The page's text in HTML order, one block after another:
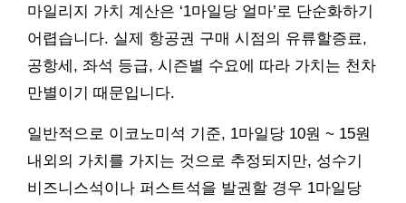
마일리지 가치 계산은 ‘1마일당 얼마’로 단순화하기
어렵습니다. 실제 항공권 구매 시점의 유류할증료,
공항세, 좌석 등급, 시즌별 수요에 따라 가치는 천차
만별이기 때문입니다.
일반적으로 이코노미석 기준, 1마일당 10원 ~ 15원
내외의 가치를 가지는 것으로 추정되지만, 성수기
비즈니스석이나 퍼스트석을 발권할 경우 1마일당